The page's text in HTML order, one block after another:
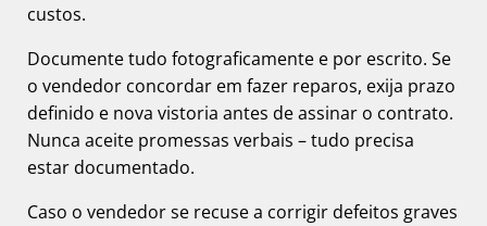
custos.
Documente tudo fotograficamente e por escrito. Se
o vendedor concordar em fazer reparos, exija prazo
definido e nova vistoria antes de assinar o contrato.
Nunca aceite promessas verbais – tudo precisa
estar documentado.
Caso o vendedor se recuse a corrigir defeitos graves